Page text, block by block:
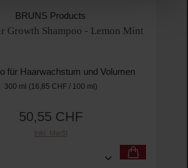
BRUNS Products
Growth Shampoo - Lemon Mint
für Haarwachstum und Volumen
300 ml (16,85 CHF / 100 ml)
Regulärer Preis:
50,55 CHF
Inkl. MwSt
Gib den gewünschten Wert